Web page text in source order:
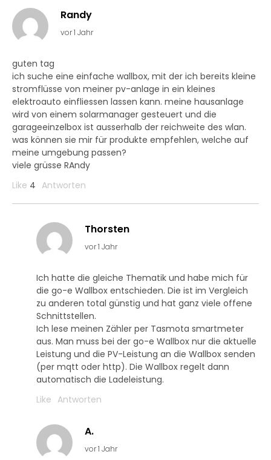
Randy
vor 1 Jahr
guten tag
ich suche eine einfache wallbox, mit der ich bereits kleine
stromflüsse von meiner pv-anlage in ein kleines
elektroauto einfliessen lassen kann. meine hausanlage
wird von einem solarmanager gesteuert und die
garageeinzelbox ist ausserhalb der reichweite des wlan.
was können sie mir für produkte empfehlen, welche auf
meine umgebung passen?
viele grüsse RAndy
Like 4 Antworten
Thorsten
vor 1 Jahr
Ich hatte die gleiche Thematik und habe mich für
die go-e Wallbox entschieden. Die ist im Vergleich
zu anderen total günstig und hat ganz viele offene
Schnittstellen.
Ich lese meinen Zähler per Tasmota smartmeter
aus. Man muss bei der go-e Wallbox nur die aktuelle
Leistung und die PV-Leistung an die Wallbox senden
(per mqtt oder http). Die Wallbox regelt dann
automatisch die Ladeleistung.
Like Antworten
A.
vor 1 Jahr